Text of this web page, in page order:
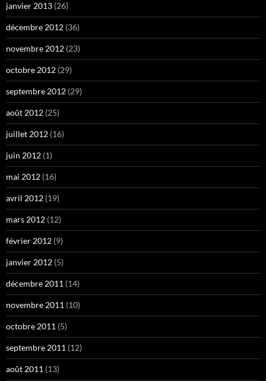
janvier 2013 (26)
décembre 2012 (36)
novembre 2012 (23)
octobre 2012 (29)
septembre 2012 (29)
août 2012 (25)
juillet 2012 (16)
juin 2012 (1)
mai 2012 (16)
avril 2012 (19)
mars 2012 (12)
février 2012 (9)
janvier 2012 (5)
décembre 2011 (14)
novembre 2011 (10)
octobre 2011 (5)
septembre 2011 (12)
août 2011 (13)